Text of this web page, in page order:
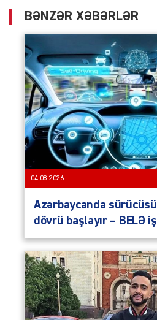
BƏNZƏR XƏBƏRLƏR
04.08.2026
Azərbaycanda
dövrü başlayır – BELƏ